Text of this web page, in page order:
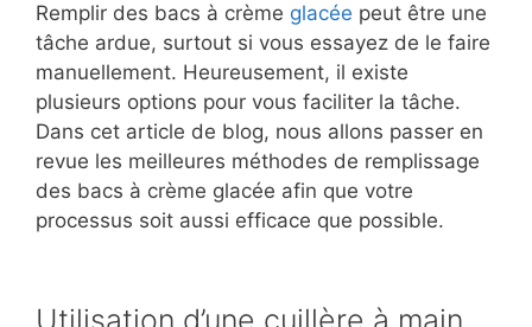
Remplir des bacs à crème glacée peut être une
tâche ardue, surtout si vous essayez de le faire
manuellement. Heureusement, il existe
plusieurs options pour vous faciliter la tâche.
Dans cet article de blog, nous allons passer en
revue les meilleures méthodes de remplissage
des bacs à crème glacée afin que votre
processus soit aussi efficace que possible.
Utilisation d’une cuillère à main.